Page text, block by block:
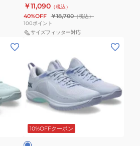
￥11,090 （税込）
40%OFF ￥18,700（税込）
100ポイント
サイズフィッター対応
ズ、
レ
デ
ィ
ス)
バ
10%OFFクーポン